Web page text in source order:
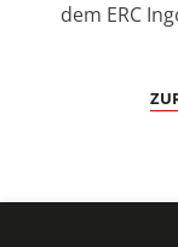
dem ERC